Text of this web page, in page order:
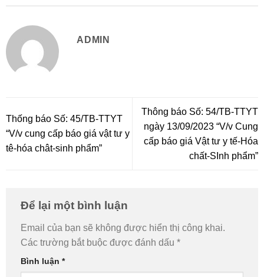
ADMIN
Thống báo Số: 45/TB-TTYT
“V/v cung cấp báo giá vật tư y
tê-hóa chât-sinh phẩm”
Thông báo Số: 54/TB-TTYT
ngày 13/09/2023 “V/v Cung
cấp báo giá Vật tư y tế-Hóa
chất-SInh phẩm”
Để lại một bình luận
Email của bạn sẽ không được hiển thị công khai.
Các trường bắt buộc được đánh dấu *
Bình luận *